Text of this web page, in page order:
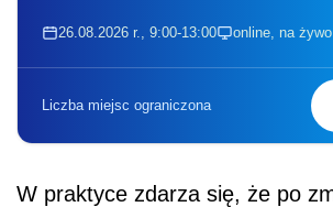
26.08.2026 r., 9:00-13:00 online, na
Liczba miejsc ograniczona
W praktyce zdarza się, że po